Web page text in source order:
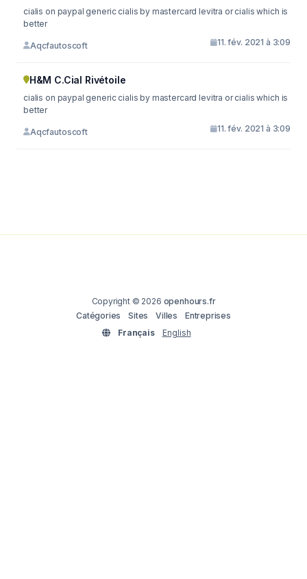
cialis on paypal generic cialis by mastercard levitra or cialis which is
better
Aqcfautoscoft 11. fév. 2021 à 3:09
H&M C.Cial Rivétoile
cialis on paypal generic cialis by mastercard levitra or cialis which is
better
Aqcfautoscoft 11. fév. 2021 à 3:09
Copyright © 2026 openhours.fr
Catégories
Sites Villes
Entreprises
Français
English